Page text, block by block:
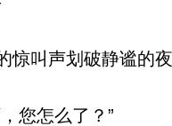
叫声划破静谧的夜
您怎么了？”